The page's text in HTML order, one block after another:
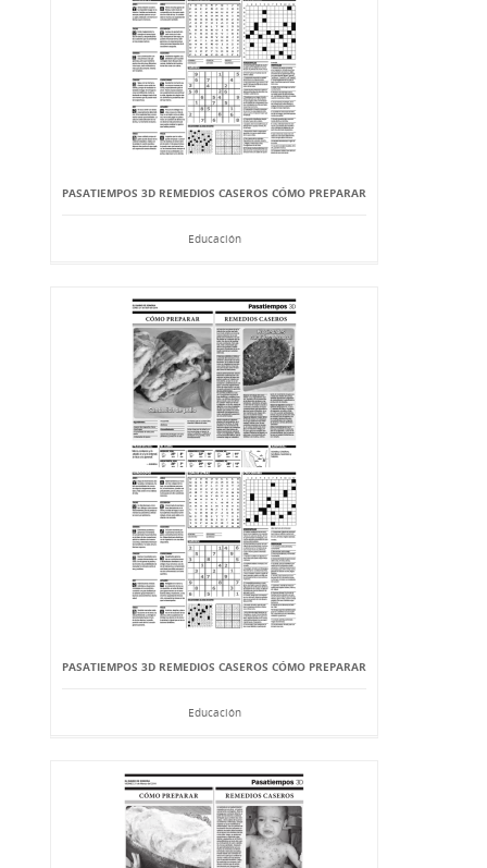
PASATIEMPOS 3D REMEDIOS CASEROS CÓMO PREPARAR
Educación
PASATIEMPOS 3D REMEDIOS CASEROS CÓMO PREPARAR
Educación